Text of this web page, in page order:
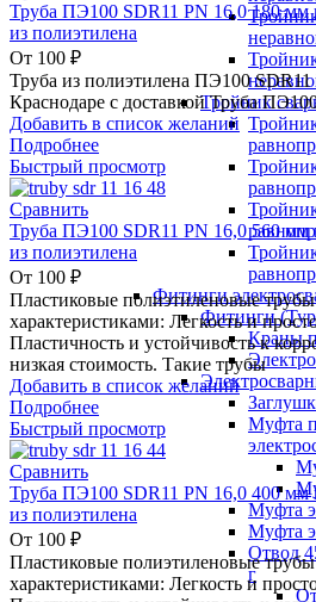
Тройник
Фитинги
Фитинги
Краны
Муфта
Муфта
Муфта
Отвод
г
Труба ПЭ100 SDR11 PN 16,0 180 мм
из полиэтилена
От 100 ₽
Труба из полиэтилена ПЭ100
Краснодаре с доставкой Труба
Добавить в список желаний
Подробнее
Быстрый просмотр
Сравнить
Труба ПЭ100 SDR11 PN 16,0 560 мм
из полиэтилена
От 100 ₽
Пластиковые полиэтиленовые
характеристиками: Легкость и
Пластичность и устойчивость к
низкая стоимость. Такие трубы
Добавить в список желаний
Подробнее
Быстрый просмотр
Сравнить
Труба ПЭ100 SDR11 PN 16,0 400 мм
из полиэтилена
От 100 ₽
Пластиковые полиэтиленовые
характеристиками: Легкость и